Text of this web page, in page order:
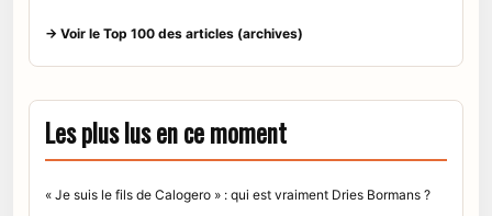
→ Voir le Top 100 des articles (archives)
Les plus lus en ce moment
« Je suis le fils de Calogero » : qui est vraiment Dries Bormans ?